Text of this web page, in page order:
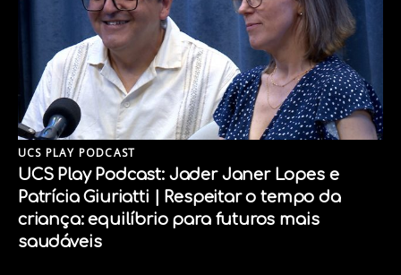
UCS PLAY PODCAST
UCS Play Podcast: Jader Janer Lopes e
Patrícia Giuriatti | Respeitar o tempo da
criança: equilíbrio para futuros mais
saudáveis